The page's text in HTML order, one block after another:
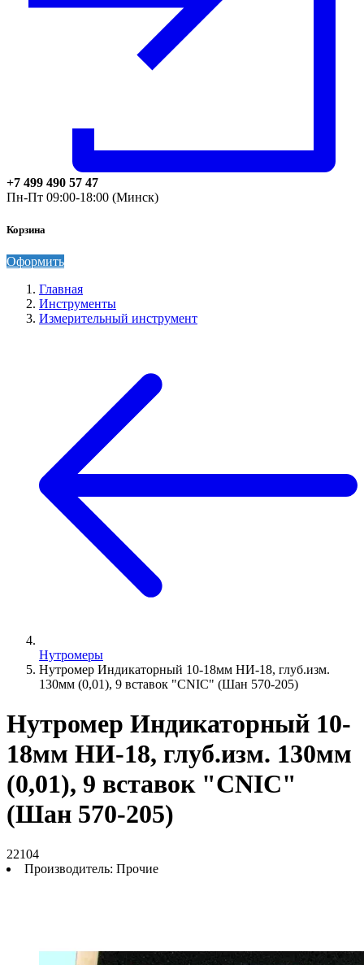
+7 499 490 57 47
Пн-Пт 09:00-18:00 (Минск)
Корзина
Оформить
Главная
Инструменты
Измерительный инструмент
Нутромеры
Нутромер Индикаторный 10-18мм НИ-18, глуб.изм.
130мм (0,01), 9 вставок "CNIC" (Шан 570-205)
Нутромер Индикаторный 10-
18мм НИ-18, глуб.изм. 130мм
(0,01), 9 вставок "CNIC"
(Шан 570-205)
22104
Производитель: Прочие